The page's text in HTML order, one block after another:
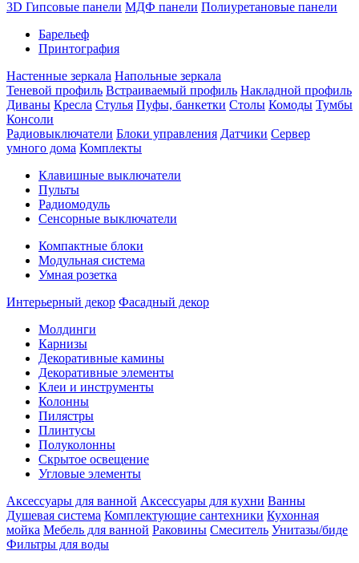
3D Гипсовые панели МДФ панели Полиуретановые панели
Барельеф
Принтография
Настенные зеркала Напольные зеркала
Теневой профиль Встраиваемый профиль Накладной профиль
Диваны Кресла Стулья Пуфы, банкетки Столы Комоды Тумбы
Консоли
Радиовыключатели Блоки управления Датчики Сервер
умного дома Комплекты
Клавишные выключатели
Пульты
Радиомодуль
Сенсорные выключатели
Компактные блоки
Модульная система
Умная розетка
Интерьерный декор Фасадный декор
Молдинги
Карнизы
Декоративные камины
Декоративные элементы
Клеи и инструменты
Колонны
Пилястры
Плинтусы
Полуколонны
Скрытое освещение
Угловые элементы
Аксессуары для ванной Аксессуары для кухни Ванны
Душевая система Комплектующие сантехники Кухонная
мойка Мебель для ванной Раковины Смеситель Унитазы/биде
Фильтры для воды